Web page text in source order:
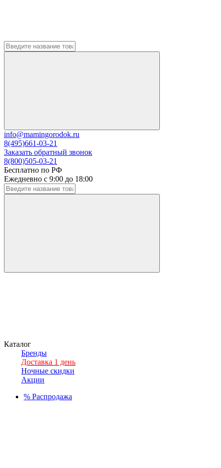
info@mamingorodok.ru
8(495)661-03-21
Заказать обратный звонок
8(800)505-03-21
Бесплатно по РФ
Ежедневно с 9:00 до 18:00
Каталог
Бренды
Доставка 1 день
Ночные скидки
Акции
% Распродажа